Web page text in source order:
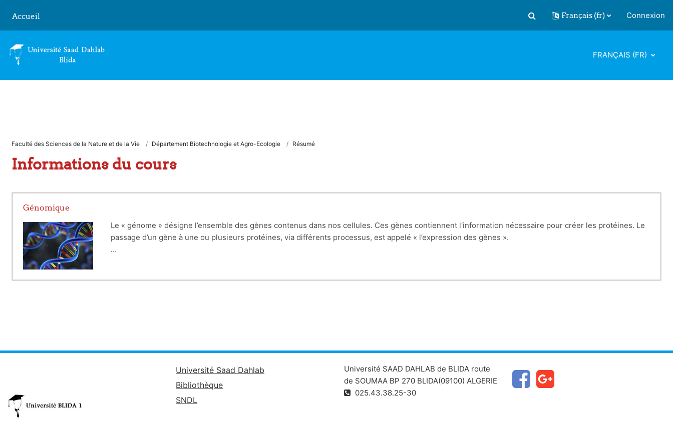
Accueil
Activer/désactiver la saisie de
Français ‎(fr)‎ Connexion
FRANÇAIS ‎(FR)‎
Faculté des Sciences de la Nature et de la Vie Département Biotechnologie et Agro-Ecologie Résumé
Informations du cours
Génomique
Le « génome » désigne l’ensemble des gènes contenus dans nos cellules. Ces gènes contiennent l'information nécessaire pour créer les protéines. Le
passage d’un gène à une ou plusieurs protéines, via différents processus, est appelé « l’expression des gènes ».
Université Saad Dahlab
Bibliothèque
SNDL
Université SAAD DAHLAB de BLIDA route
de SOUMAA BP 270 BLIDA(09100) ALGERIE
025.43.38.25-30